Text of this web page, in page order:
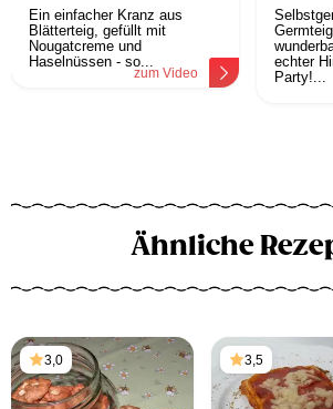
Ein einfacher Kranz aus
Blätterteig, gefüllt mit
Nougatcreme und
Haselnüssen - so...
zum Video
echter
Party!...
Ähnliche
3,0 3,5